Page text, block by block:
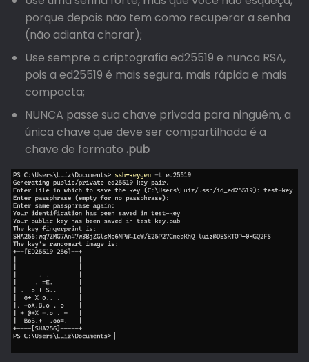
porque depois não tem como recuperar a senha
(não adianta chorar);
Use sempre a criptografia ed25519 e nunca RSA,
pois a ed25519 é mais segura, mais rápida e mais
compacta;
NUNCA passe sua chave privada para ninguém, a
única chave que deve ser compartilhada é a
chave de formato .pub